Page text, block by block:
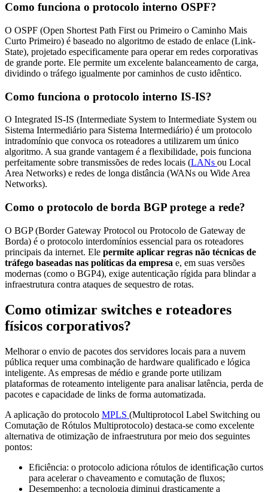
Como funciona o protocolo interno OSPF?
O OSPF (Open Shortest Path First ou Primeiro o Caminho Mais
Curto Primeiro) é baseado no algoritmo de estado de enlace (Link-
State), projetado especificamente para operar em redes corporativas
de grande porte. Ele permite um excelente balanceamento de carga,
dividindo o tráfego igualmente por caminhos de custo idêntico.
Como funciona o protocolo interno IS-IS?
O Integrated IS-IS (Intermediate System to Intermediate System ou
Sistema Intermediário para Sistema Intermediário) é um protocolo
intradomínio que convoca os roteadores a utilizarem um único
algoritmo. A sua grande vantagem é a flexibilidade, pois funciona
perfeitamente sobre transmissões de redes locais (LANs ou Local
Area Networks) e redes de longa distância (WANs ou Wide Area
Networks).
Como o protocolo de borda BGP protege a rede?
O BGP (Border Gateway Protocol ou Protocolo de Gateway de
Borda) é o protocolo interdomínios essencial para os roteadores
principais da internet. Ele permite aplicar regras não técnicas de
tráfego baseadas nas políticas da empresa e, em suas versões
modernas (como o BGP4), exige autenticação rígida para blindar a
infraestrutura contra ataques de sequestro de rotas.
Como otimizar switches e roteadores
físicos corporativos?
Melhorar o envio de pacotes dos servidores locais para a nuvem
pública requer uma combinação de hardware qualificado e lógica
inteligente. As empresas de médio e grande porte utilizam
plataformas de roteamento inteligente para analisar latência, perda de
pacotes e capacidade de links de forma automatizada.
A aplicação do protocolo MPLS (Multiprotocol Label Switching ou
Comutação de Rótulos Multiprotocolo) destaca-se como excelente
alternativa de otimização de infraestrutura por meio dos seguintes
pontos:
Eficiência: o protocolo adiciona rótulos de identificação curtos
para acelerar o chaveamento e comutação de fluxos;
Desempenho: a tecnologia diminui drasticamente a